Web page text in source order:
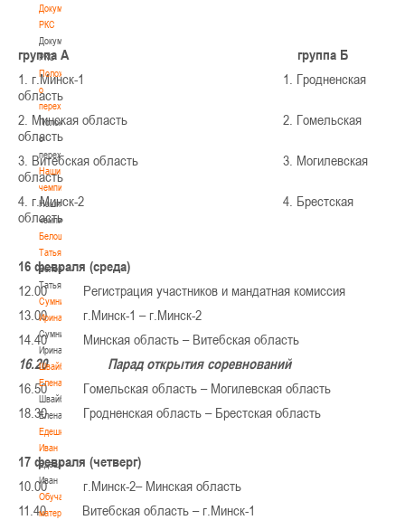
Документы
РКС
Документы
РКС
Положение
о
переходах
Положение
о
переходах
Наши
чемпионы
Наши
чемпионы
Белошапко
Татьяна
Белошапко
Татьяна
Сумникова
Ирина
Сумникова
Ирина
Швайбович
Елена
Швайбович
Елена
Едешко
Иван
Едешко
Иван
Обучающие
материалы
группа А группа Б
1. г.Минск-1 1. Гродненская
область
2. Минская область 2. Гомельская
область
3. Витебская область 3. Могилевская
область
4. г.Минск-2 4. Брестская
область
16 февраля (среда)
12.00 Регистрация участников и мандатная комиссия
13.00 г.Минск-1 – г.Минск-2
14.40 Минская область – Витебская область
16.20 Парад открытия соревнований
16.50 Гомельская область – Могилевская область
18.30 Гродненская область – Брестская область
17 февраля (четверг)
10.00 г.Минск-2– Минская область
11.40 Витебская область – г.Минск-1